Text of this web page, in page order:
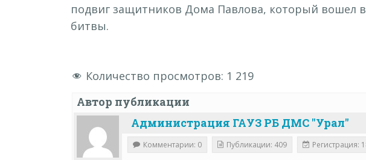
подвиг защитников Дома Павлова, который вошел
битвы.
Количество просмотров: 1 219
Автор публикации
Администрация ГАУЗ РБ ДМС "Урал"
Комментарии: 0 Публикации: 409 Регистрация: